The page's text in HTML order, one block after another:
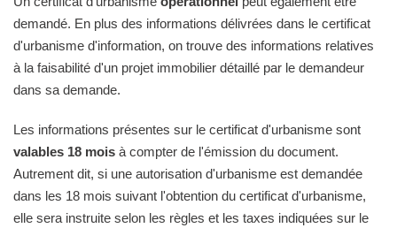
demandé. En plus des informations délivrées dans le certificat
d'urbanisme d'information, on trouve des informations relatives
à la faisabilité d'un projet immobilier détaillé par le demandeur
dans sa demande.
Les informations présentes sur le certificat d'urbanisme sont
valables 18 mois à compter de l'émission du document.
Autrement dit, si une autorisation d'urbanisme est demandée
dans les 18 mois suivant l'obtention du certificat d'urbanisme,
elle sera instruite selon les règles et les taxes indiquées sur le